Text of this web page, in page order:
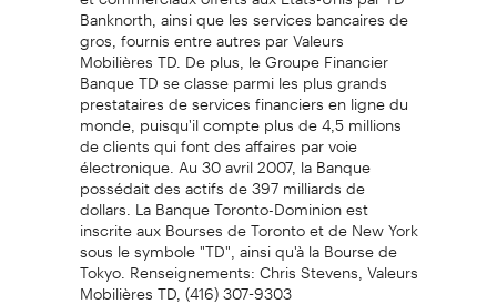
Banknorth, ainsi que les services bancaires de
gros, fournis entre autres par Valeurs
Mobilières TD. De plus, le Groupe Financier
Banque TD se classe parmi les plus grands
prestataires de services financiers en ligne du
monde, puisqu'il compte plus de 4,5 millions
de clients qui font des affaires par voie
électronique. Au 30 avril 2007, la Banque
possédait des actifs de 397 milliards de
dollars. La Banque Toronto-Dominion est
inscrite aux Bourses de Toronto et de New York
sous le symbole "TD", ainsi qu'à la Bourse de
Tokyo. Renseignements: Chris Stevens, Valeurs
Mobilières TD, (416) 307-9303